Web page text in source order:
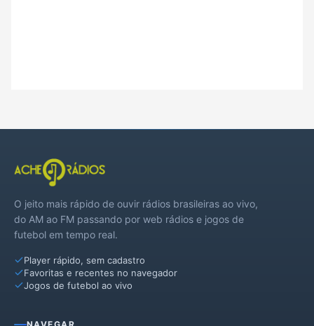
O jeito mais rápido de ouvir rádios brasileiras ao vivo,
do AM ao FM passando por web rádios e jogos de
futebol em tempo real.
Player rápido, sem cadastro
Favoritas e recentes no navegador
Jogos de futebol ao vivo